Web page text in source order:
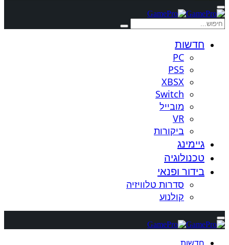
חדשות
PC
PS5
XBSX
Switch
מובייל
VR
ביקורות
גיימינג
טכנולוגיה
בידור ופנאי
סדרות טלוויזיה
קולנוע